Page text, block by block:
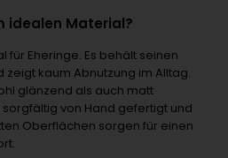
idealen Material?
für Eheringe. Es behält seinen
zeigt kaum Abnutzung im Alltag.
glänzend als auch matt
von Hand gefertigt und
Oberflächen sorgen für einen